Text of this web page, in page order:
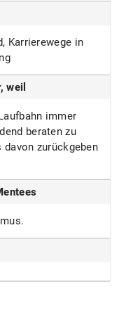
Karrierewege in
weil
immer
beraten zu
zurückgeben